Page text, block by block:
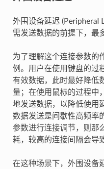
外围设备延迟 (Peripheral
需发送数据的前提下，最
为了理解这个连接参数的
例。用户在使用键盘的过
有效数据，此时最好降低
量；在使用鼠标的过程中
地发送数据，以降低使用
数据发送是间歇性高频率
参数进行连接调节，则那
耗，较高的连接间隔会导
在这种场景下，外围设备